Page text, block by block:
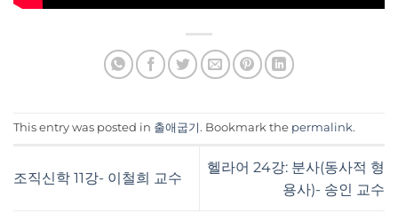
This entry was posted in 출애굽기 . Bookmark the permalink.
조직신학 11강- 이철희 교수
헬라어 24강: 분사(동사적 형
용사)- 송인 교수